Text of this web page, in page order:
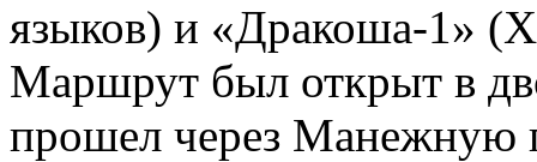
языков) и «Дракоша-1»
Маршрут был открыт в
прошел через Манежную